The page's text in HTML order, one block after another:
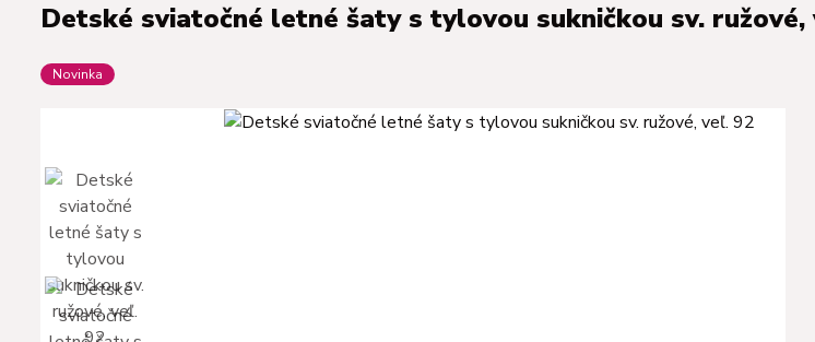
Detské sviatočné letné šaty s tylovou sukničkou sv. ružové,
Novinka